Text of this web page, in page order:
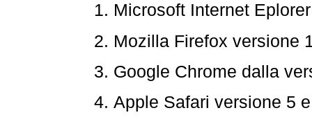
Microsoft Internet
Mozilla Firefox versione
Google Chrome dalla
Apple Safari versione 5